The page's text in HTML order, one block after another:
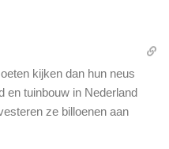
kijken dan hun neus
en tuinbouw in Nederland
ze billoenen aan